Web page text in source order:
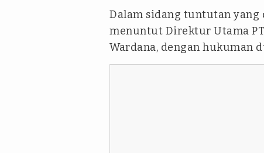
Dalam sidang tuntutan
menuntut Direktur Utama
Wardana, dengan hukuman